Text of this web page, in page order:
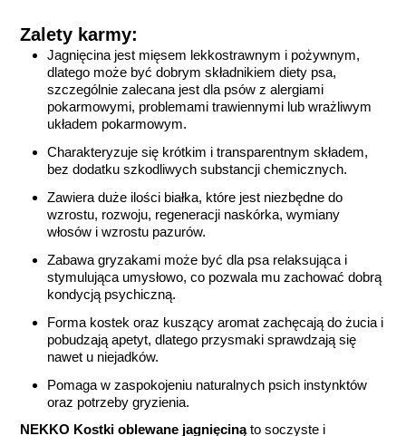
Zalety karmy:
Jagnięcina jest mięsem lekkostrawnym i pożywnym,
dlatego może być dobrym składnikiem diety psa,
szczególnie zalecana jest dla psów z alergiami
pokarmowymi, problemami trawiennymi lub wrażliwym
układem pokarmowym.
Charakteryzuje się krótkim i transparentnym składem,
bez dodatku szkodliwych substancji chemicznych.
Zawiera duże ilości białka, które jest niezbędne do
wzrostu, rozwoju, regeneracji naskórka, wymiany
włosów i wzrostu pazurów.
Zabawa gryzakami może być dla psa relaksująca i
stymulująca umysłowo, co pozwala mu zachować dobrą
kondycją psychiczną.
Forma kostek oraz kuszący aromat zachęcają do żucia i
pobudzają apetyt, dlatego przysmaki sprawdzają się
nawet u niejadków.
Pomaga w zaspokojeniu naturalnych psich instynktów
oraz potrzeby gryzienia.
NEKKO Kostki oblewane jagnięcinąto soczyste i